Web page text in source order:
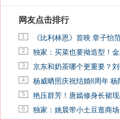
网友点击排行
1 《比利林恩》首映 章子怡
2 独家：买菜也要拗造型！
3 京东和奶茶哪个更重要？
4 杨威晒照庆祝结婚8周年
5 艳压群芳！唐嫣修身长裙
6 独家：姚晨带小土豆逛商